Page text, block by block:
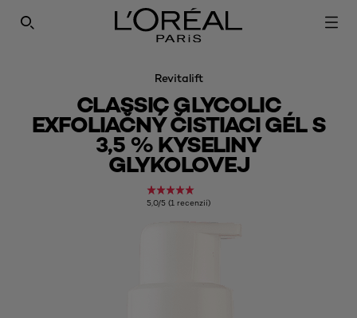
SEARCH THIS SITE
Revitalift
CLASSIC GLYCOLIC
EXFOLIAČNÝ ČISTIACI GÉL S
3,5 % KYSELINY
GLYKOLOVEJ
5,0/5 (1 recenzií)